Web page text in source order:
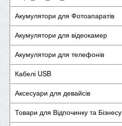
Акумулятори для Фотоапаратів
Акумулятори для відеокамер
Акумулятори для телефонів
Кабелі USB
Аксесуари для девайсів
Товари для Відпочинку та Бізнесу